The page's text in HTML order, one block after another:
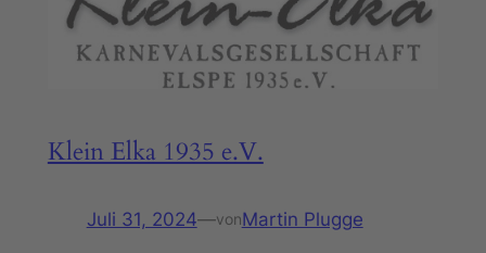
Klein Elka 1935 e.V.
Juli 31, 2024—vonMartin Plugge